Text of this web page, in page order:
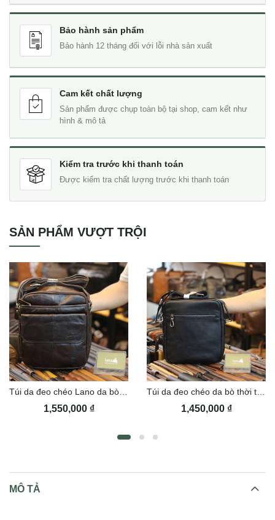
Bảo hành sản phẩm
Bảo hành 12 tháng đối với lỗi nhà sản xuất
Cam kết chất lượng
Sản phẩm được chụp toàn bộ tại shop, cam kết như
hình & mô tả
Kiểm tra trước khi thanh toán
Được kiểm tra chất lượng trước khi thanh toán
SẢN PHẨM VƯỢT TRỘI
1,550,000 ₫ 1,450,000 ₫
MÔ TẢ